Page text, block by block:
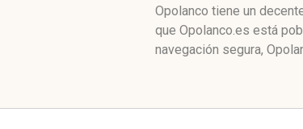
Opolanco tiene un
que Opolanco.es está
navegación segura,